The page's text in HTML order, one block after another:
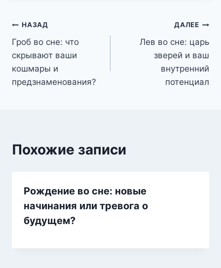
Навигация
по
записям
НАЗАД
Гроб во сне: что
скрывают ваши
кошмары и
предзнаменования?
ДАЛЕЕ
Лев во сне: царь
зверей и ваш
внутренний
потенциал
Похожие записи
Рождение во сне: новые
начинания или тревога о
будущем?